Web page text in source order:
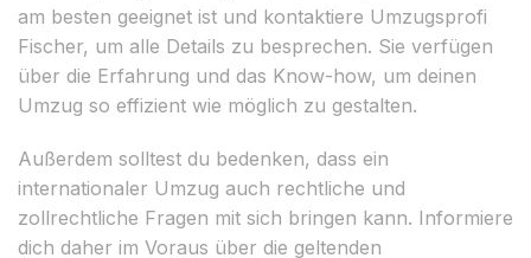
am besten geeignet ist und kontaktiere Umzugsprofi
Fischer, um alle Details zu besprechen. Sie verfügen
über die Erfahrung und das Know-how, um deinen
Umzug so effizient wie möglich zu gestalten.
Außerdem solltest du bedenken, dass ein
internationaler Umzug auch rechtliche und
zollrechtliche Fragen mit sich bringen kann. Informiere
dich daher im Voraus über die geltenden